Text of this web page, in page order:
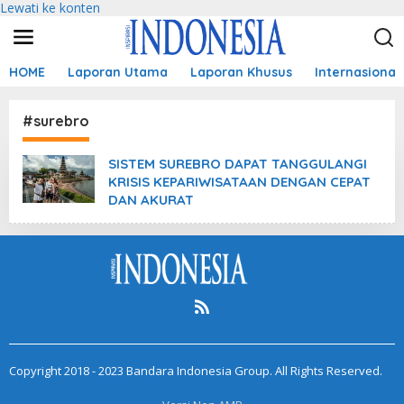
Lewati ke konten
HOME Laporan Utama Laporan Khusus Internasional
#surebro
SISTEM SUREBRO DAPAT TANGGULANGI
KRISIS KEPARIWISATAAN DENGAN CEPAT
DAN AKURAT
Copyright 2018 - 2023 Bandara Indonesia Group. All Rights Reserved.